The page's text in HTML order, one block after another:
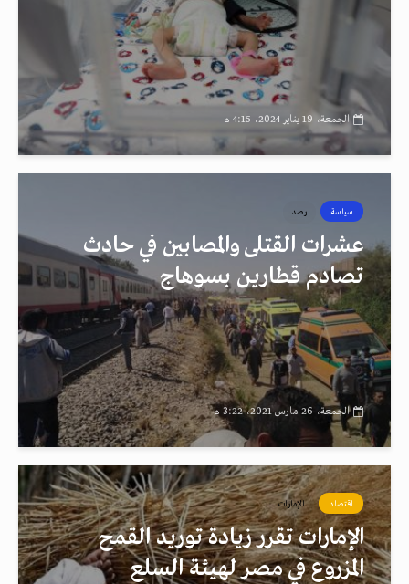
الجمعة، 19 يناير 2024، 4:15 م
سياسة رصد
عشرات القتلى والمصابين في حادث
تصادم قطارين بسوهاج
الجمعة، 26 مارس 2021، 3:22 م
اقتصاد الإمارات
الإمارات تقرر زيادة توريد القمح
المزروع في مصر لهيئة السلع